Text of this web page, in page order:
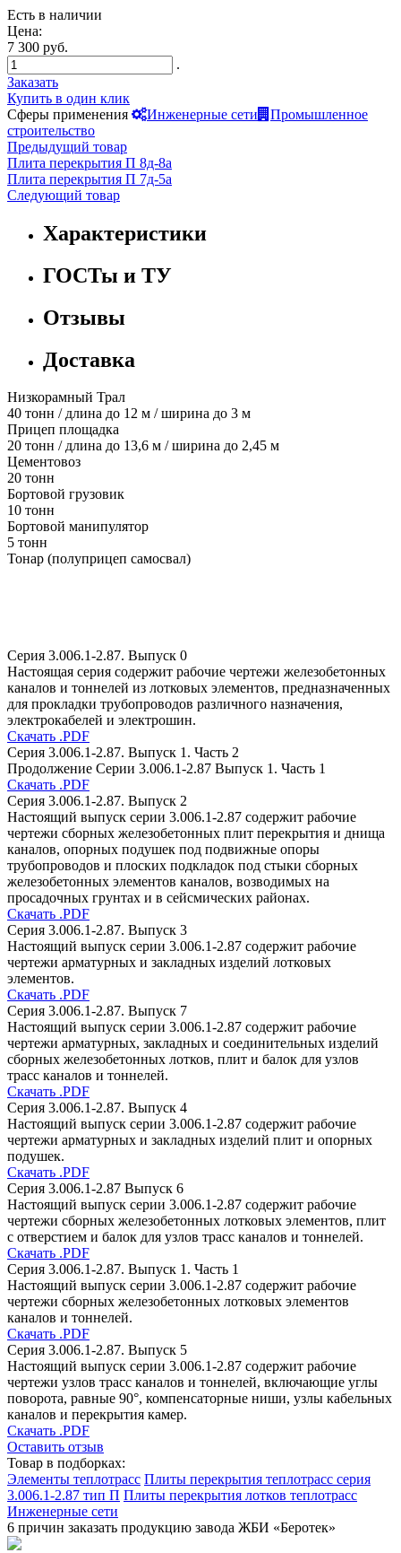
Есть в наличии
Цена:
7 300 руб.
.
Заказать
Купить в один клик
Сферы применения
Инженерные сети
Промышленное
строительство
Предыдущий товар
Плита перекрытия П 8д-8а
Плита перекрытия П 7д-5а
Следующий товар
Характеристики
ГОСТы и ТУ
Отзывы
Доставка
Низкорамный Трал
40 тонн / длина до 12 м / ширина до 3 м
Прицеп площадка
20 тонн / длина до 13,6 м / ширина до 2,45 м
Цементовоз
20 тонн
Бортовой грузовик
10 тонн
Бортовой манипулятор
5 тонн
Тонар (полуприцеп самосвал)
Серия 3.006.1-2.87. Выпуск 0
Настоящая серия содержит рабочие чертежи железобетонных
каналов и тоннелей из лотковых элементов, предназначенных
для прокладки трубопроводов различного назначения,
электрокабелей и электрошин.
Скачать .PDF
Серия 3.006.1-2.87. Выпуск 1. Часть 2
Продолжение Серии 3.006.1-2.87 Выпуск 1. Часть 1
Скачать .PDF
Серия 3.006.1-2.87. Выпуск 2
Настоящий выпуск серии 3.006.1-2.87 содержит рабочие
чертежи сборных железобетонных плит перекрытия и днища
каналов, опорных подушек под подвижные опоры
трубопроводов и плоских подкладок под стыки сборных
железобетонных элементов каналов, возводимых на
просадочных грунтах и в сейсмических районах.
Скачать .PDF
Серия 3.006.1-2.87. Выпуск 3
Настоящий выпуск серии 3.006.1-2.87 содержит рабочие
чертежи арматурных и закладных изделий лотковых
элементов.
Скачать .PDF
Серия 3.006.1-2.87. Выпуск 7
Настоящий выпуск серии 3.006.1-2.87 содержит рабочие
чертежи арматурных, закладных и соединительных изделий
сборных железобетонных лотков, плит и балок для узлов
трасс каналов и тоннелей.
Скачать .PDF
Серия 3.006.1-2.87. Выпуск 4
Настоящий выпуск серии 3.006.1-2.87 содержит рабочие
чертежи арматурных и закладных изделий плит и опорных
подушек.
Скачать .PDF
Серия 3.006.1-2.87 Выпуск 6
Настоящий выпуск серии 3.006.1-2.87 содержит рабочие
чертежи сборных железобетонных лотковых элементов, плит
с отверстием и балок для узлов трасс каналов и тоннелей.
Скачать .PDF
Серия 3.006.1-2.87. Выпуск 1. Часть 1
Настоящий выпуск серии 3.006.1-2.87 содержит рабочие
чертежи сборных железобетонных лотковых элементов
каналов и тоннелей.
Скачать .PDF
Серия 3.006.1-2.87. Выпуск 5
Настоящий выпуск серии 3.006.1-2.87 содержит рабочие
чертежи узлов трасс каналов и тоннелей, включающие углы
поворота, равные 90°, компенсаторные ниши, узлы кабельных
каналов и перекрытия камер.
Скачать .PDF
Оставить отзыв
Товар в подборках:
Элементы теплотрасс Плиты перекрытия теплотрасс серия
3.006.1-2.87 тип П Плиты перекрытия лотков теплотрасс
Инженерные сети
6 причин заказать продукцию завода ЖБИ «Беротек»